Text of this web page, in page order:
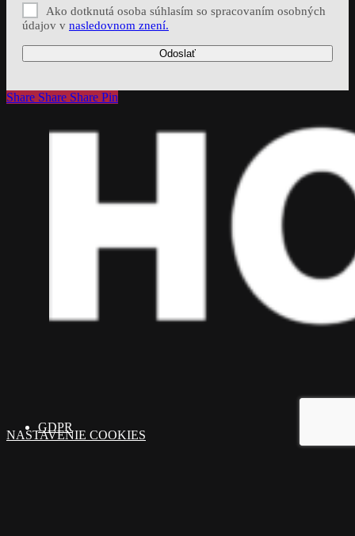
Ako dotknutá osoba súhlasím so spracovaním osobných
údajov v nasledovnom znení.
Share
Share Share Share Pin
GDPR
NASTAVENIE COOKIES